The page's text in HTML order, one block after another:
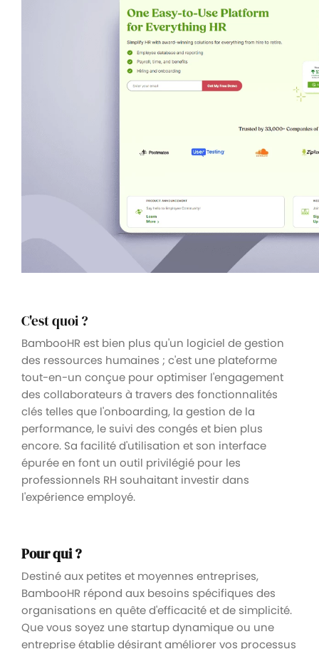
C'est quoi ?
BambooHR est bien plus qu'un logiciel de gestion
des ressources humaines ; c'est une plateforme
tout-en-un conçue pour optimiser l'engagement
des collaborateurs à travers des fonctionnalités
clés telles que l'onboarding, la gestion de la
performance, le suivi des congés et bien plus
encore. Sa facilité d'utilisation et son interface
épurée en font un outil privilégié pour les
professionnels RH souhaitant investir dans
l'expérience employé.
Pour qui ?
Destiné aux petites et moyennes entreprises,
BambooHR répond aux besoins spécifiques des
organisations en quête d'efficacité et de simplicité.
Que vous soyez une startup dynamique ou une
entreprise établie désirant améliorer vos processus